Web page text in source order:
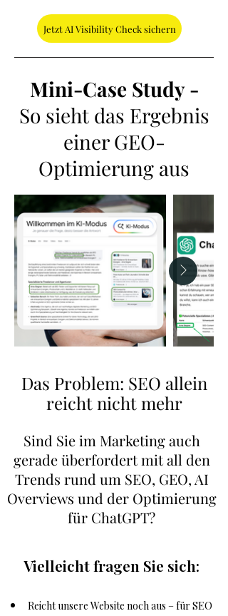
Jetzt AI Visibility Check sichern
Mini-Case Study -
So sieht das Ergebnis
einer GEO-
Optimierung aus
Das Problem: SEO allein
reicht nicht mehr
Sind Sie im Marketing auch
gerade überfordert mit all den
Trends rund um SEO, GEO, AI
Overviews und der Optimierung
für ChatGPT?
Vielleicht fragen Sie sich:
Reicht unsere Website noch aus – für SEO